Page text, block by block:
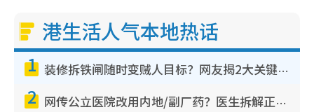
港生活人气本地热话
1 装修拆铁闸随时变贼人目标？网友揭2大关键用途：装新款等于白装？附新旧铁闸分别
2 网传公立医院改用内地/副厂药？医生拆解正副厂分别，揭4类人换药随时出事